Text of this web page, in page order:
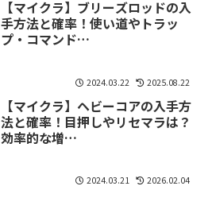
【マイクラ】ブリーズロッドの入
手方法と確率！使い道やトラッ
プ・コマンド…
2024.03.22 2025.08.22
【マイクラ】ヘビーコアの入手方
法と確率！目押しやリセマラは？
効率的な増…
2024.03.21 2026.02.04